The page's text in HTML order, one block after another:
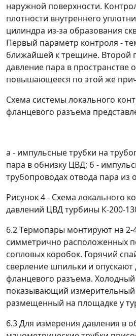
наружной поверхности.
плотности внутреннего
цилиндра из-за образования
Первый параметр контроля -
ближайшей к трещине. Второй
давление пара в пространстве
повышающееся по этой же
Схема системы локального
фланцевого разъема
а - импульсные трубки на
пара в обнизку ЦВД; б -
трубопроводах отвода пара из
Рисунок 4 - Схема локального
давлений ЦВД турбины К-200-
6.2 Термопары монтируют на
симметрично расположенных
сопловых коробок. Горячий
сверление шпильки и опускают
фланцевого разъема.
показывающий
размещенный на площадке у
6.3 Для измерения давления в